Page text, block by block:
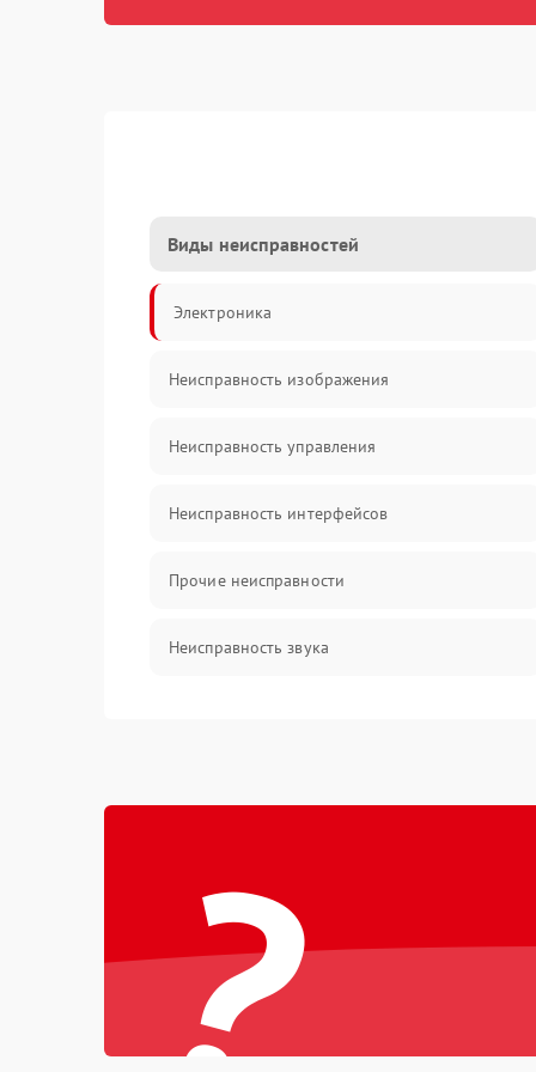
Виды неисправностей
Электроника
Неисправность изображения
Неисправность управления
Неисправность интерфейсов
Прочие неисправности
Неисправность звука
?